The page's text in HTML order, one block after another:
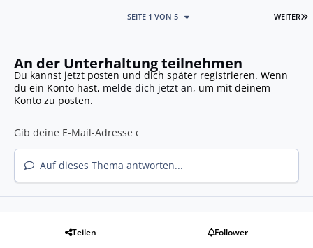
WEITER
SEITE 1 VON 5
An der Unterhaltung teilnehmen
Du kannst jetzt posten und dich später registrieren. Wenn
du ein Konto hast, melde dich jetzt an, um mit deinem
Konto zu posten.
Auf dieses Thema antworten...
Teilen Follower